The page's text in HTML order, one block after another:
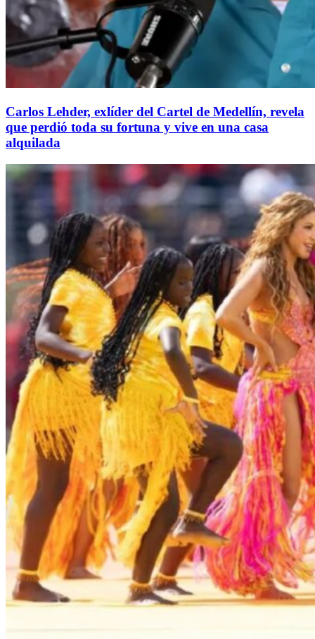
Carlos Lehder, exlíder del Cartel de Medellín, revela
que perdió toda su fortuna y vive en una casa
alquilada